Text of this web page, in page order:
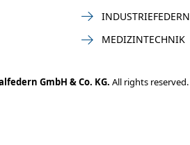
INDUSTRIEFEDERN
MEDIZINTECHNIK
GmbH & Co. KG. All rights reserved.